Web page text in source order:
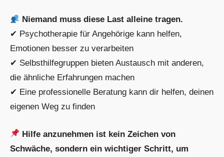
Niemand muss diese Last alleine tragen.
✔ Psychotherapie für Angehörige kann helfen,
Emotionen besser zu verarbeiten
✔ Selbsthilfegruppen bieten Austausch mit anderen,
die ähnliche Erfahrungen machen
✔ Eine professionelle Beratung kann dir helfen, deinen
eigenen Weg zu finden
Hilfe anzunehmen ist kein Zeichen von
Schwäche, sondern ein wichtiger Schritt, um